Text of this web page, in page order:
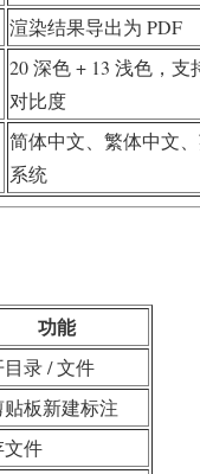
渲染结果导出为 PDF
20 深色 + 13 浅色，
对比度
简体中文、繁体中文
系统
功能
录 / 文件
贴板新建标注
文件